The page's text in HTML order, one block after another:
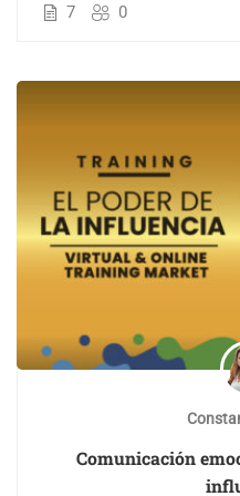
7 0
Comunicación